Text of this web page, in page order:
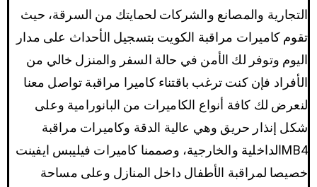
التجارية والمصانع والشركات لحمايتك من السرقة، حيث
تقوم كاميرات مراقبة الكويت بتسجيل الأحداث على مدار
اليوم وتوفر لك الأمن في حالة السفر والمنزل خالي من
الأفراد فإن كنت ترغب باقتناء كاميرا مراقبة تواصل معنا
لنعرض لك كافة أنواع الكاميرات من البانورامية وعلى
شكل إنذار حريق وهي عالية الدقة وكاميرات مراقبة
MB4الداخلية والخارجية، وصممنا كاميرات فيليبس ايفينت
خصيصا لمراقبة الأطفال داخل المنازل وعلى مساحة